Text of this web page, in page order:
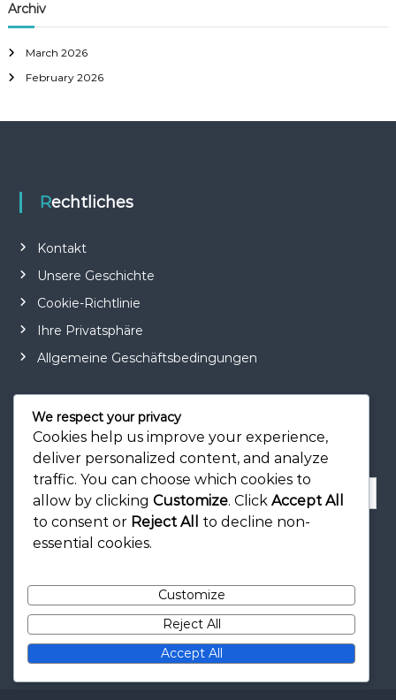
Archiv
March 2026
February 2026
Rechtliches
Kontakt
Unsere Geschichte
Cookie-Richtlinie
Ihre Privatsphäre
Allgemeine Geschäftsbedingungen
Suche
S
a
We respect your privacy
Cookies help us improve your experience,
deliver personalized content, and analyze
traffic. You can choose which cookies to
allow by clicking Customize. Click Accept All
to consent or Reject All
to decline non-
essential cookies.
Customize
Reject All
Accept All